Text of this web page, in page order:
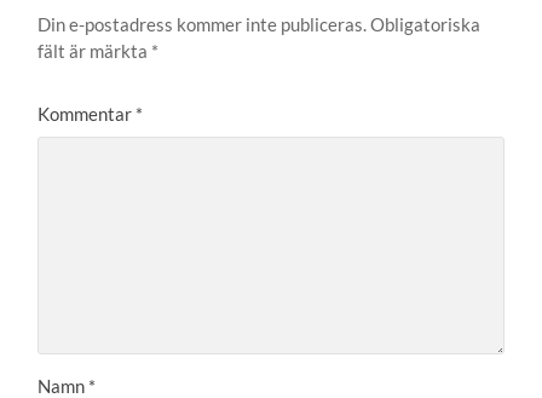
Din e-postadress kommer inte publiceras.Obligatoriska
fält är märkta *
Kommentar *
Namn *